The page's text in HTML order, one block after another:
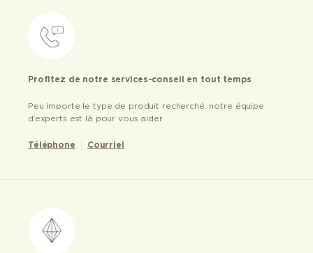
Profitez de notre services-conseil en tout temps
Peu importe le type de produit recherché, notre équipe
d’experts est là pour vous aider
Téléphone Courriel